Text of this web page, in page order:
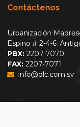
Contáctenos
Urbanización
Espino # 2-4-6.
PBX: 2207-7070
FAX: 2207-7071
info@dlc.com.sv